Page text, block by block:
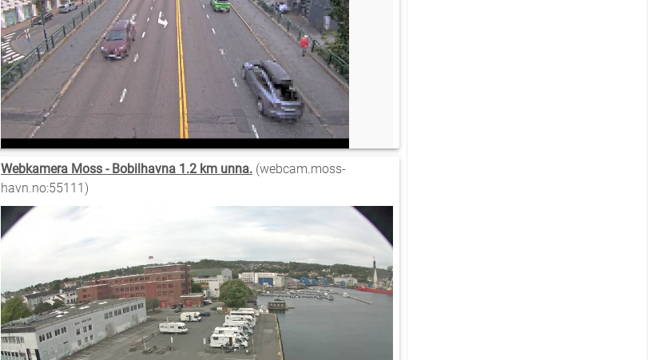
Webkamera Moss - Bobilhavna 1.2 km unna. (webcam.moss-
havn.no:55111)